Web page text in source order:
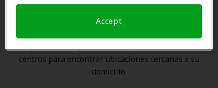
Accept
Gracias a nuestra
, ningún proveedor de
centros para encontrar ubicaciones cercanas a su
domicilio.